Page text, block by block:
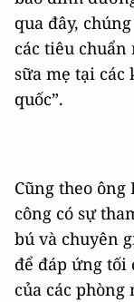
qua đây,
các tiêu
sữa mẹ tại các
quốc”.
Cũng theo
công có sự
bú và chuyên
để đáp ứng tối
của các